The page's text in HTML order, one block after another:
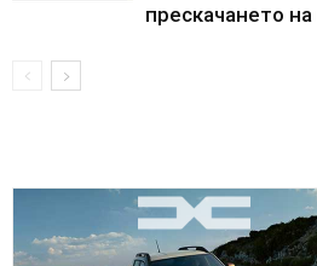
прескачането